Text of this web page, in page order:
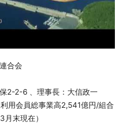
合会
2-2-6 、理事長：大信政一
用会員総事業高2,541億円/組合
末現在）